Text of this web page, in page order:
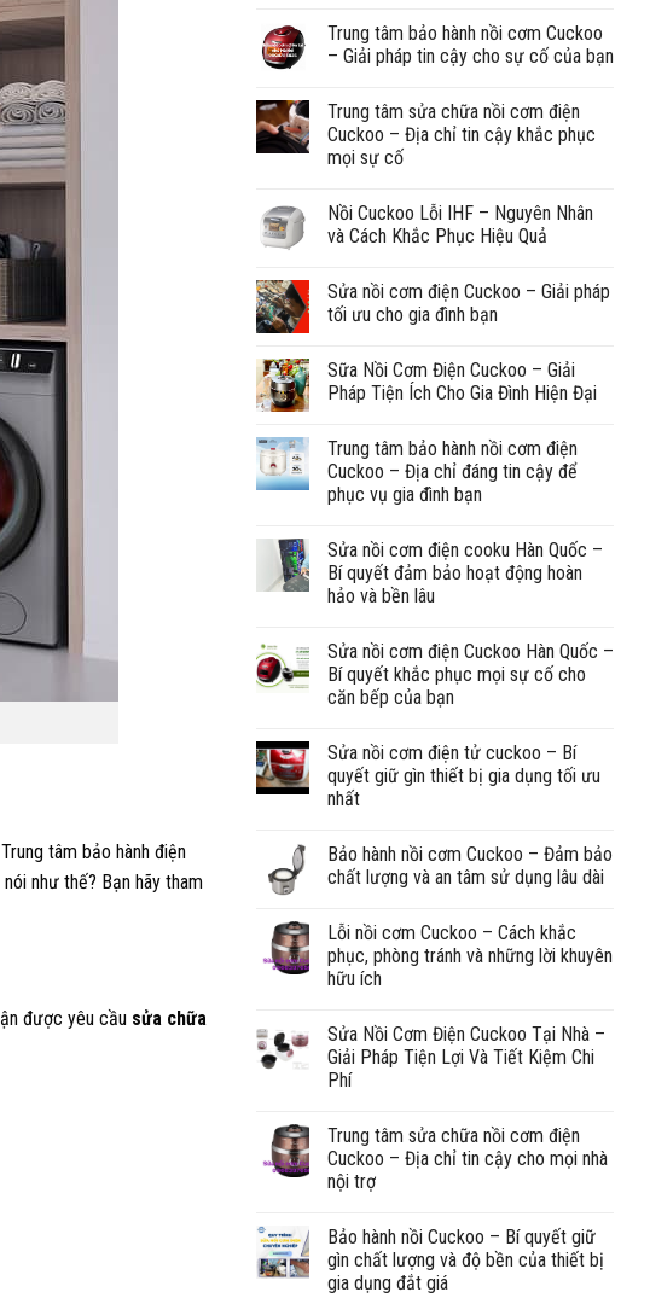
tâm bảo hành điện
như thế? Bạn hãy tham
được yêu cầu sửa chữa
Trung tâm bảo hành nồi cơm Cuckoo
– Giải pháp tin cậy cho sự cố của bạn
Trung tâm sửa chữa nồi cơm điện
Cuckoo – Địa chỉ tin cậy khắc phục
mọi sự cố
Nồi Cuckoo Lỗi IHF – Nguyên Nhân
và Cách Khắc Phục Hiệu Quả
Sửa nồi cơm điện Cuckoo – Giải pháp
tối ưu cho gia đình bạn
Sữa Nồi Cơm Điện Cuckoo – Giải
Pháp Tiện Ích Cho Gia Đình Hiện Đại
Trung tâm bảo hành nồi cơm điện
Cuckoo – Địa chỉ đáng tin cậy để
phục vụ gia đình bạn
Sửa nồi cơm điện cooku Hàn Quốc –
Bí quyết đảm bảo hoạt động hoàn
hảo và bền lâu
Sửa nồi cơm điện Cuckoo Hàn Quốc –
Bí quyết khắc phục mọi sự cố cho
căn bếp của bạn
Sửa nồi cơm điện tử cuckoo – Bí
quyết giữ gìn thiết bị gia dụng tối ưu
nhất
Bảo hành nồi cơm Cuckoo – Đảm bảo
chất lượng và an tâm sử dụng lâu dài
Lỗi nồi cơm Cuckoo – Cách khắc
phục, phòng tránh và những lời khuyên
hữu ích
Sửa Nồi Cơm Điện Cuckoo Tại Nhà –
Giải Pháp Tiện Lợi Và Tiết Kiệm Chi
Phí
Trung tâm sửa chữa nồi cơm điện
Cuckoo – Địa chỉ tin cậy cho mọi nhà
nội trợ
Bảo hành nồi Cuckoo – Bí quyết giữ
gìn chất lượng và độ bền của thiết bị
gia dụng đắt giá